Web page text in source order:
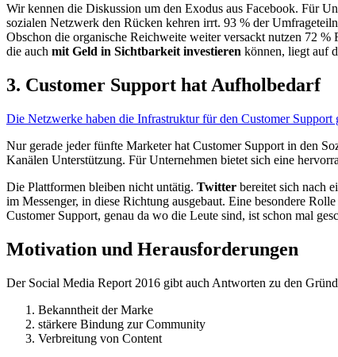
Wir kennen die Diskussion um den Exodus aus Facebook. Für
sozialen Netzwerk den Rücken kehren irrt. 93 % der
Obschon die organische Reichweite weiter versackt nutzen 72
die auch mit Geld in Sichtbarkeit investieren können, liegt auf
3. Customer Support hat Aufholbedarf
Die Netzwerke haben die Infrastruktur für den Customer Support
Nur gerade jeder fünfte Marketer hat Customer Support in den
Kanälen Unterstützung. Für Unternehmen bietet sich eine
Die Plattformen bleiben nicht untätig. Twitter bereitet sich nach
im Messenger, in diese Richtung ausgebaut. Eine besondere
Customer Support, genau da wo die Leute sind, ist schon mal
Motivation und Herausforderungen
Der Social Media Report 2016 gibt auch Antworten zu den
Bekanntheit der Marke
stärkere Bindung zur Community
Verbreitung von Content